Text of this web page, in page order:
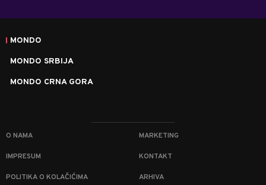
MONDO
MONDO SRBIJA
MONDO CRNA GORA
O NAMA MARKETING
IMPRESUM KONTAKT
POLITIKA O KOLAČIĆIMA ARHIVA